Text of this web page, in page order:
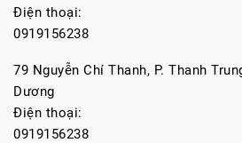
Điện thoại:
0919156238
79 Nguyễn Chí Thanh, P. Thanh
Dương
Điện thoại:
0919156238